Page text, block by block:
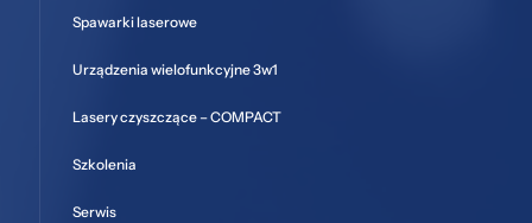
Spawarki laserowe
Urządzenia wielofunkcyjne 3w1
Lasery czyszczące – COMPACT
Szkolenia
Serwis